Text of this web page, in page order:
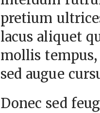
pretium
lacus aliquet
mollis tempus,
sed augue
Donec sed